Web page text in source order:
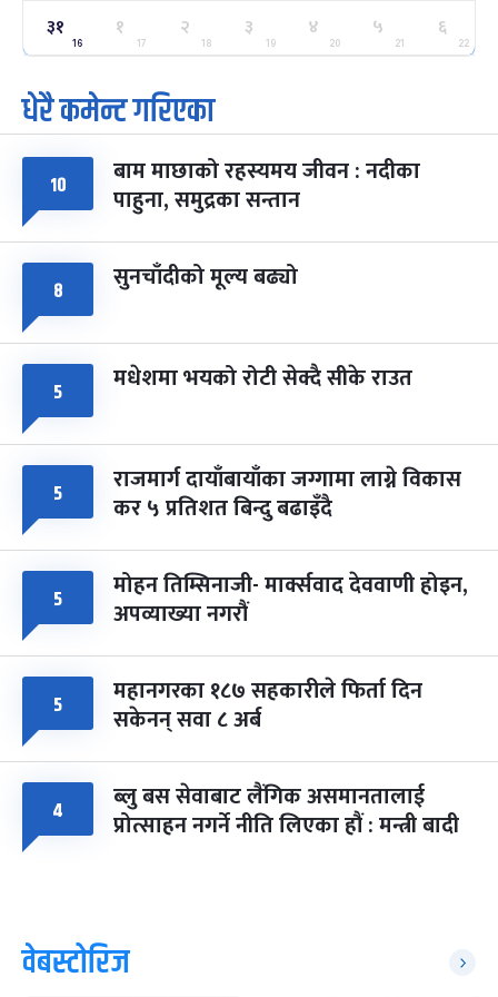
२५
मंगल
ग्याल्पो ल्होसार
फाल्गुन २५, २०८३ Mar 9, 2027
७ महिना बाँकी
७
आइत
पूर्णिमा व्रत
चैत्र ७, २०८३-Mar 21, 2027
८ फागुपूर्णिमा
चैत्र ८, २०८३-Mar 22, 2027
७ महिना बाँकी
३१
16
१
17
२
18
३
19
४
20
५
21
६
22
धेरै कमेन्ट गरिएका
१० बाम माछाको रहस्यमय जीवन : नदीका
पाहुना, समुद्रका सन्तान
८ सुनचाँदीको मूल्य बढ्यो
५ मधेशमा भयको रोटी सेक्दै सीके राउत
५ राजमार्ग दायाँबायाँका जग्गामा लाग्ने विकास
कर ५ प्रतिशत बिन्दु बढाइँदै
५ मोहन तिम्सिनाजी- मार्क्सवाद देववाणी होइन,
अपव्याख्या नगरौं
५ महानगरका १८७ सहकारीले फिर्ता दिन
सकेनन् सवा ८ अर्ब
४ ब्लु बस सेवाबाट लैंगिक असमानतालाई
प्रोत्साहन नगर्ने नीति लिएका हौं : मन्त्री बादी
वेबस्टोरिज